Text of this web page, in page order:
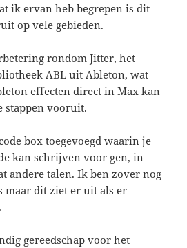
ik ervan heb begrepen is dit
op vele gebieden.
rondom Jitter, het
ABL uit Ableton, wat
effecten direct in Max kan
stappen vooruit.
box toegevoegd waarin je
kan schrijven voor gen, in
andere talen. Ik ben zover nog
maar dit ziet er uit als er
gereedschap voor het